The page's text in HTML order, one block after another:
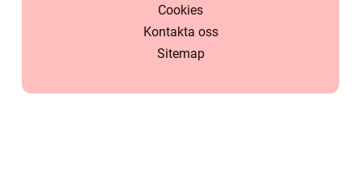
Cookies
Kontakta oss
Sitemap